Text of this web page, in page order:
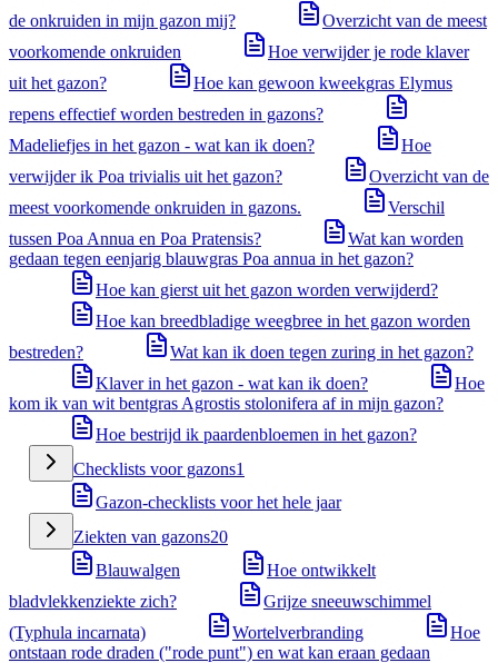
de onkruiden in mijn gazon mij?
Overzicht van de meest
voorkomende onkruiden
Hoe verwijder je rode klaver
uit het gazon?
Hoe kan gewoon kweekgras Elymus
repens effectief worden bestreden in gazons?
Madeliefjes in het gazon - wat kan ik doen?
Hoe
verwijder ik Poa trivialis uit het gazon?
Overzicht van de
meest voorkomende onkruiden in gazons.
Verschil
tussen Poa Annua en Poa Pratensis?
Wat kan worden
gedaan tegen eenjarig blauwgras Poa annua in het gazon?
Hoe kan gierst uit het gazon worden verwijderd?
Hoe kan breedbladige weegbree in het gazon worden
bestreden?
Wat kan ik doen tegen zuring in het gazon?
Klaver in het gazon - wat kan ik doen?
Hoe
kom ik van wit bentgras Agrostis stolonifera af in mijn gazon?
Hoe bestrijd ik paardenbloemen in het gazon?
Checklists voor gazons1
Gazon-checklists voor het hele jaar
Ziekten van gazons20
Blauwalgen
Hoe ontwikkelt
bladvlekkenziekte zich?
Grijze sneeuwschimmel
(Typhula incarnata)
Wortelverbranding
Hoe
ontstaan rode draden ("rode punt") en wat kan eraan gedaan